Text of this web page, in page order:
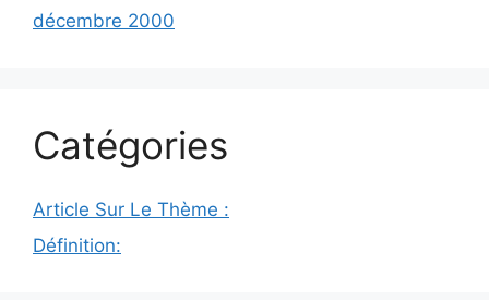
décembre 2000
Catégories
Article Sur Le Thème :
Définition: